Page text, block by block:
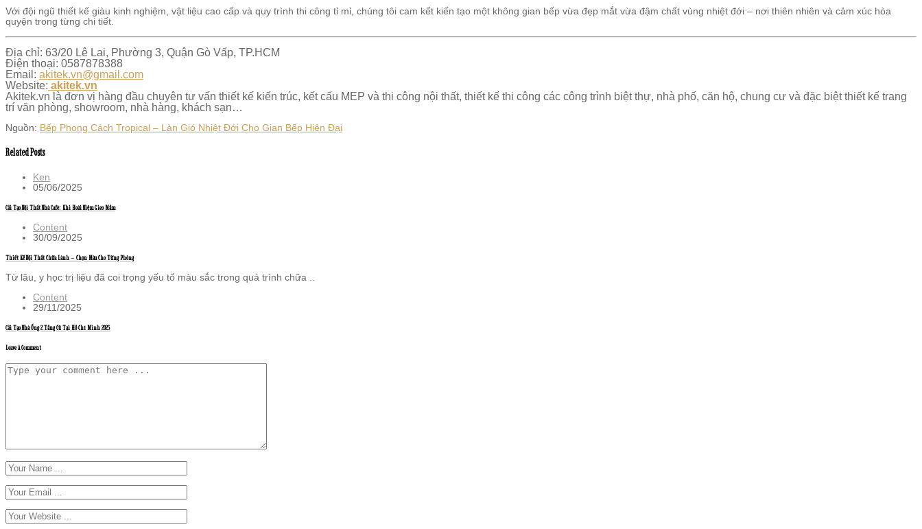
Với đội ngũ thiết kế giàu kinh nghiệm, vật liệu cao cấp và quy trình thi công tỉ mỉ, chúng tôi cam kết kiến tạo một không gian bếp vừa đẹp mắt vừa đậm chất vùng nhiệt đới – nơi thiên nhiên và cảm xúc hòa
quyện trong từng chi tiết.
Địa chỉ: 63/20 Lê Lai, Phường 3, Quận Gò Vấp, TP.HCM
Điện thoại: 0587878388
Email: akitek.vn@gmail.com
Website: akitek.vn
Akitek.vn là đơn vị hàng đầu chuyên tư vấn thiết kế kiến trúc, kết cấu MEP và thi công nội thất, thiết kế thi công các công trình biệt thự, nhà phố, căn hộ, chung cư và đặc biệt thiết kế trang
trí văn phòng, showroom, nhà hàng, khách sạn…
Nguồn: Bếp Phong Cách Tropical – Làn Gió Nhiệt Đới Cho Gian Bếp Hiện Đại
Related Posts
Ken
05/06/2025
Cải Tạo Nội Thất Nhà Café: Khi Hoài Niệm Gieo Mầm
Content
30/09/2025
Thiết Kế Nội Thất Chữa Lành – Chọn Màu Cho Từng Phòng
Từ lâu, y học trị liệu đã coi trọng yếu tố màu sắc trong quá trình chữa ..
Content
29/11/2025
Cải Tạo Nhà Ống 2 Tầng Cũ Tại Hồ Chí Minh 2025
Leave A Comment